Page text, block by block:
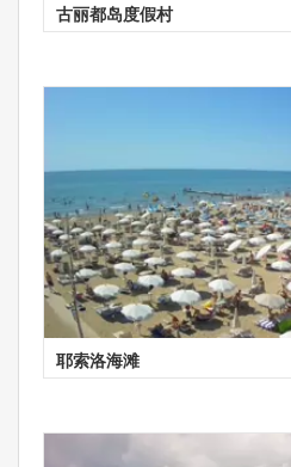
古丽都岛度假村
耶索洛海滩